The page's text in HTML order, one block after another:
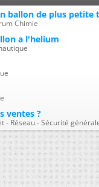
ballon de plus petite
Chimie
a l'helium
ventes ?
- Réseau - Sécurité